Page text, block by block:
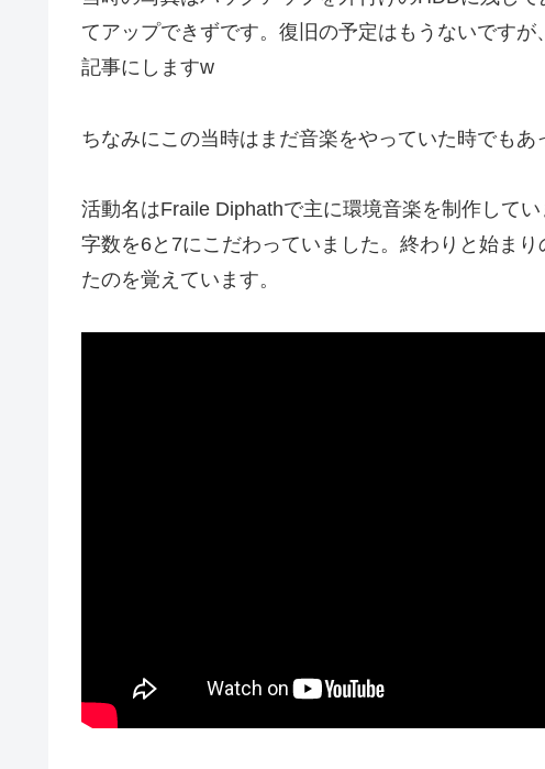
てアップできずです。復旧の予定はもうないです
記事にしますw
ちなみにこの当時はまだ音楽をやっていた時でも
活動名はFraile Diphathで主に環境音楽を制作して
字数を6と7にこだわっていました。終わりと始ま
たのを覚えています。